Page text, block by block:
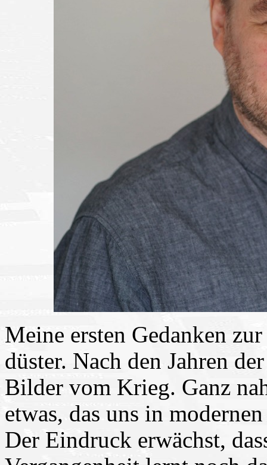
Meine ersten Gedanken
düster. Nach den Jahren
Bilder vom Krieg. Ganz
etwas, das uns in
Der Eindruck erwächst,